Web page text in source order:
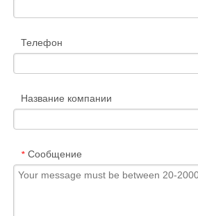
Телефон
Название компании
* Сообщение